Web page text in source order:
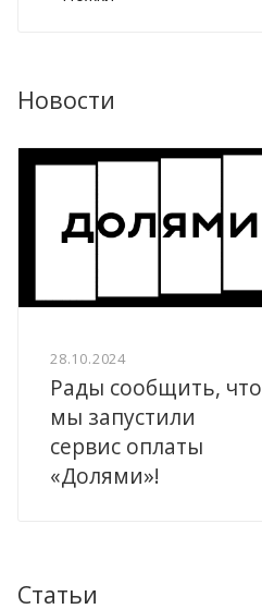
Новости
28.10.2024
Рады сообщить, что
мы запустили
сервис оплаты
«Долями»!
Статьи